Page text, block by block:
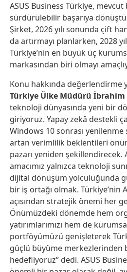
ASUS Business Türkiye,
sürdürülebilir başarıya
Şirket, 2026 yılı sonunda çift
da artırmayı planlarken, 2028
Türkiye’nin en büyük üç
markasından biri olmayı
Konu hakkında değerlendirme
Türkiye Ülke Müdürü
teknoloji dünyasında yeni bir
giriyoruz. Yapay zekâ destekli
Windows 10 sonrası
artan verimlilik beklentileri
pazarı yeniden şekillendirecek.
amacımız yalnızca teknoloji
dijital dönüşüm yolculuğunda
bir iş ortağı olmak. Türkiye’nin
açısından stratejik önemi her
Önümüzdeki dönemde hem
yatırımlarımızı hem de
portföyümüzü genişleterek
güçlü büyüme merkezlerinden
hedefliyoruz” dedi. ASUS